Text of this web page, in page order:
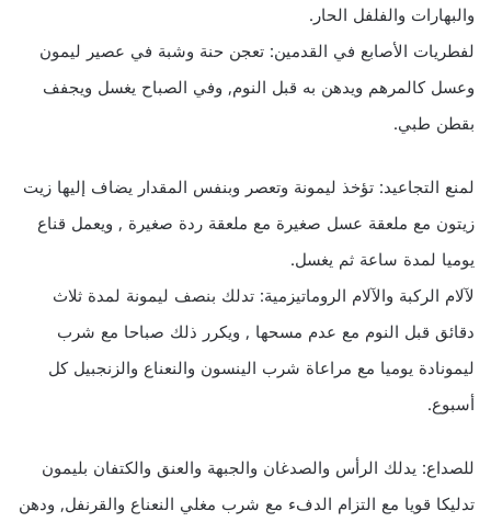
والبهارات والفلفل الحار.
لفطريات الأصابع في القدمين: تعجن حنة وشبة في عصير ليمون
وعسل كالمرهم ويدهن به قبل النوم, وفي الصباح يغسل ويجفف
بقطن طبي.
لمنع التجاعيد: تؤخذ ليمونة وتعصر وبنفس المقدار يضاف إليها زيت
زيتون مع ملعقة عسل صغيرة مع ملعقة ردة صغيرة , ويعمل قناع
يوميا لمدة ساعة ثم يغسل.
لآلام الركبة والآلام الروماتيزمية: تدلك بنصف ليمونة لمدة ثلاث
دقائق قبل النوم مع عدم مسحها , ويكرر ذلك صباحا مع شرب
ليمونادة يوميا مع مراعاة شرب الينسون والنعناع والزنجبيل كل
أسبوع.
للصداع: يدلك الرأس والصدغان والجبهة والعنق والكتفان بليمون
تدليكا قويا مع التزام الدفء مع شرب مغلي النعناع والقرنفل, ودهن